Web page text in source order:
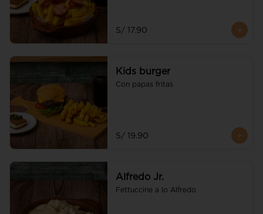
S/ 17.90
Kids burger
Con papas fritas
S/ 19.90
Alfredo Jr.
Fettuccine a lo Alfredo